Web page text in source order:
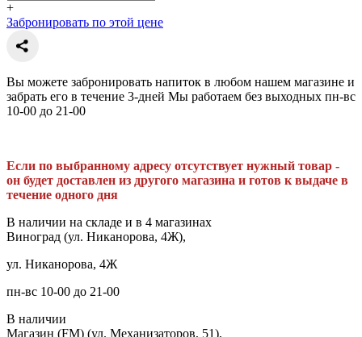
+
Забронировать по этой цене
Вы можете забронировать напиток в любом нашем магазине и
забрать его в течение 3-дней Мы работаем без выходных пн-вс
10-00 до 21-00
Если по выбранному адресу отсутствует нужный товар -
он будет доставлен из другого магазина и готов к выдаче в
течение одного дня
В наличии на складе и в 4 магазинах
Виноград (ул. Никанорова, 4Ж),
ул. Никанорова, 4Ж
пн-вс 10-00 до 21-00
В наличии
Магазин (FM) (ул. Механизаторов, 51),